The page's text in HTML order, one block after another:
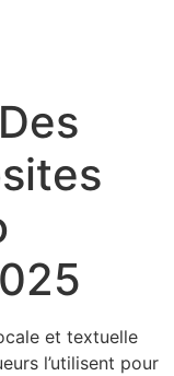
et textuelle
l’utilisent pour